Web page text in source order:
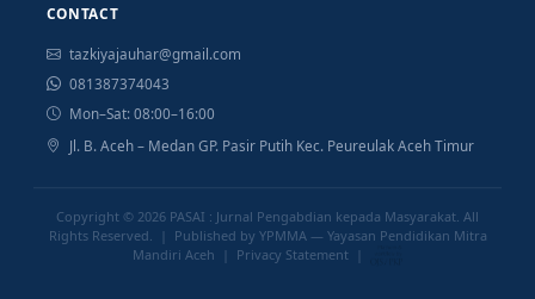
CONTACT
tazkiyajauhar@gmail.com
081387374043
Mon–Sat: 08:00–16:00
Jl. B. Aceh – Medan GP. Pasir Putih Kec. Peureulak Aceh Timur
Copyright © 2026 PASAI : Jurnal Pengabdian kepada Masyarakat . All
Rights Reserved. | Published by YPMMA — Yayasan Pendidikan Mitra
Mandiri Aceh | Privacy Statement|